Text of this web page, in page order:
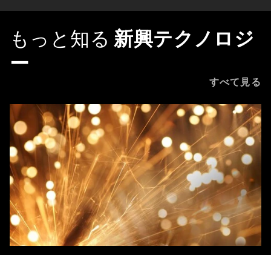
もっと知る 新興テクノロジ
ー
すべて見る